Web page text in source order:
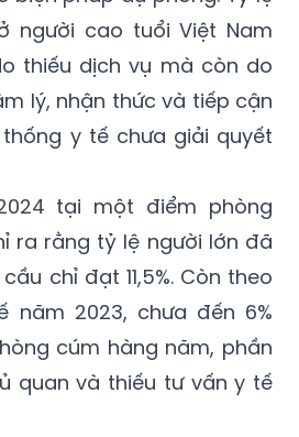
người cao tuổi Việt Nam
thiếu dịch vụ mà còn do
lý, nhận thức và tiếp cận
y tế chưa giải quyết
tại một điểm phòng
ra rằng tỷ lệ người lớn đã
chỉ đạt 11,5%. Còn theo
năm 2023, chưa đến 6%
cúm hàng năm, phần
quan và thiếu tư vấn y tế